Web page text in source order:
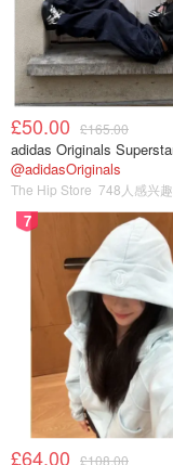
£50.00 £165.00
@adidasOriginals
The Hip Store 748人感兴趣
7
£64.00 £108.00